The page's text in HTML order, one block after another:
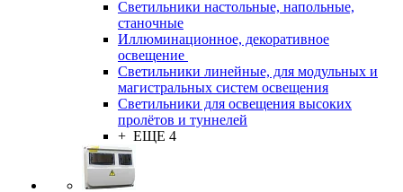
Светильники настольные, напольные,
станочные
Иллюминационное, декоративное
освещение
Светильники линейные, для модульных и
магистральных систем освещения
Светильники для освещения высоких
пролётов и туннелей
+ ЕЩЕ 4